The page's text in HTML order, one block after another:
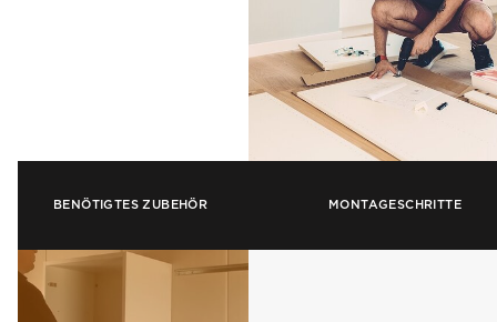
BENÖTIGTES ZUBEHÖR MONTAGESCHRITTE